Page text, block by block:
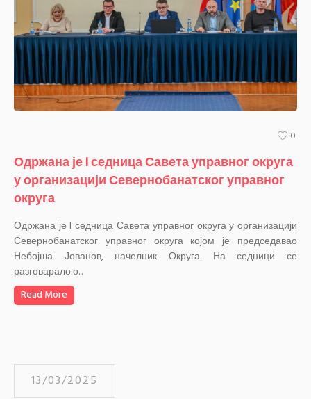
0
Одржана је I седница Савета управног округа
у организацији Севернобанатског управног
округа
Одржана је I седница Савета управног округа у организацији
Севернобанатског управног округа којом је председавао
Небојша Јованов, начелник Округа. На седници се
разговарало о...
Read More
13/03/2025